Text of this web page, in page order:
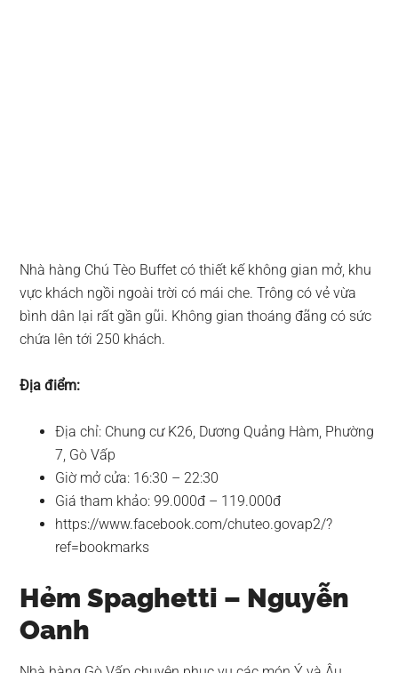
Nhà hàng Chú Tèo Buffet có thiết kế không gian mở, khu
vực khách ngồi ngoài trời có mái che. Trông có vẻ vừa
bình dân lại rất gần gũi. Không gian thoáng đãng có sức
chứa lên tới 250 khách.
Địa điểm:
Địa chỉ: Chung cư K26, Dương Quảng Hàm, Phường
7, Gò Vấp
Giờ mở cửa: 16:30 – 22:30
Giá tham khảo: 99.000đ – 119.000đ
https://www.facebook.com/chuteo.govap2/?
ref=bookmarks
Hẻm Spaghetti – Nguyễn
Oanh